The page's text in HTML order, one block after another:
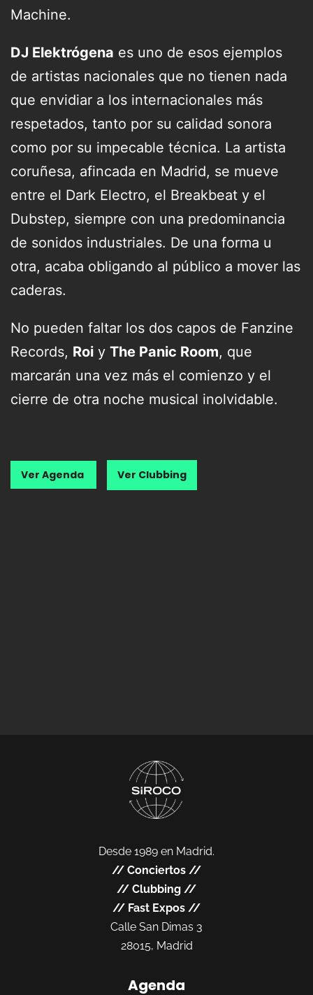
Machine.
DJ Elektrógena es uno de esos ejemplos
de artistas nacionales que no tienen nada
que envidiar a los internacionales más
respetados, tanto por su calidad sonora
como por su impecable técnica. La artista
coruñesa, afincada en Madrid, se mueve
entre el Dark Electro, el Breakbeat y el
Dubstep, siempre con una predominancia
de sonidos industriales. De una forma u
otra, acaba obligando al público a mover las
caderas.
No pueden faltar los dos capos de Fanzine
Records, Roi y The Panic Room, que
marcarán una vez más el comienzo y el
cierre de otra noche musical inolvidable.
Ver Agenda Ver Clubbing
Desde 1989 en Madrid.
// Conciertos //
// Clubbing //
// Fast Expos //
Calle San Dimas 3
28015, Madrid
Agenda